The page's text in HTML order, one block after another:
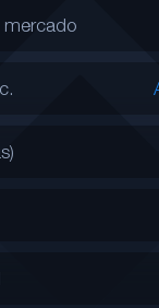
mercado